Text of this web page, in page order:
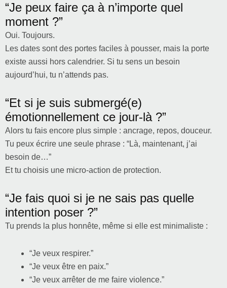
“Je peux faire ça à n’importe quel
moment ?”
Oui. Toujours.
Les dates sont des portes faciles à pousser, mais la porte
existe aussi hors calendrier. Si tu sens un besoin
aujourd’hui, tu n’attends pas.
“Et si je suis submergé(e)
émotionnellement ce jour-là ?”
Alors tu fais encore plus simple : ancrage, repos, douceur.
Tu peux écrire une seule phrase : “Là, maintenant, j’ai
besoin de…”
Et tu choisis une micro-action de protection.
“Je fais quoi si je ne sais pas quelle
intention poser ?”
Tu prends la plus honnête, même si elle est minimaliste :
“Je veux respirer.”
“Je veux être en paix.”
“Je veux arrêter de me faire violence.”